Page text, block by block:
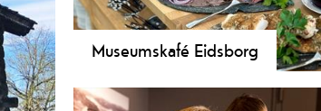
Museumskafé Eidsborg
Med flotte, ljose lokale med utsyn mot